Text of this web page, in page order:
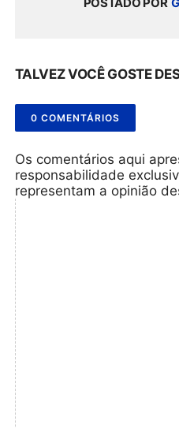
TALVEZ VOCÊ GOSTE
0 COMENTÁRIOS
Os comentários aqui
responsabilidade
representam a opinião